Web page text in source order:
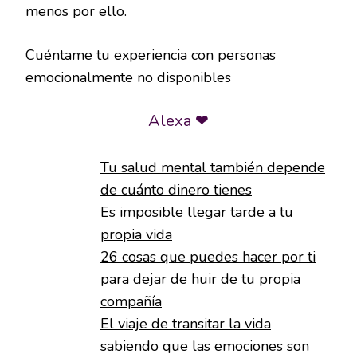
menos por ello.
Cuéntame tu experiencia con personas
emocionalmente no disponibles
Alexa ❤
Tu salud mental también depende
de cuánto dinero tienes
Es imposible llegar tarde a tu
propia vida
26 cosas que puedes hacer por ti
para dejar de huir de tu propia
compañía
El viaje de transitar la vida
sabiendo que las emociones son